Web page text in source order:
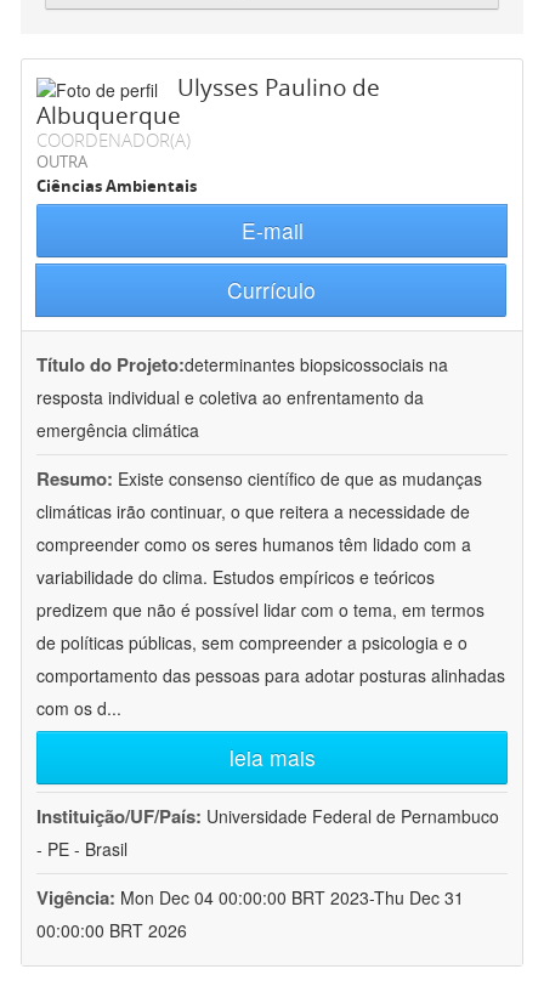
Ulysses Paulino de
Albuquerque
COORDENADOR(A)
OUTRA
Ciências Ambientais
E-mail
Currículo
Título do Projeto:determinantes biopsicossociais na
resposta individual e coletiva ao enfrentamento da
emergência climática
Resumo: Existe consenso científico de que as mudanças
climáticas irão continuar, o que reitera a necessidade de
compreender como os seres humanos têm lidado com a
variabilidade do clima. Estudos empíricos e teóricos
predizem que não é possível lidar com o tema, em termos
de políticas públicas, sem compreender a psicologia e o
comportamento das pessoas para adotar posturas alinhadas
com os d...
leia mais
Instituição/UF/País: Universidade Federal de Pernambuco
- PE - Brasil
Vigência: Mon Dec 04 00:00:00 BRT 2023-Thu Dec 31
00:00:00 BRT 2026